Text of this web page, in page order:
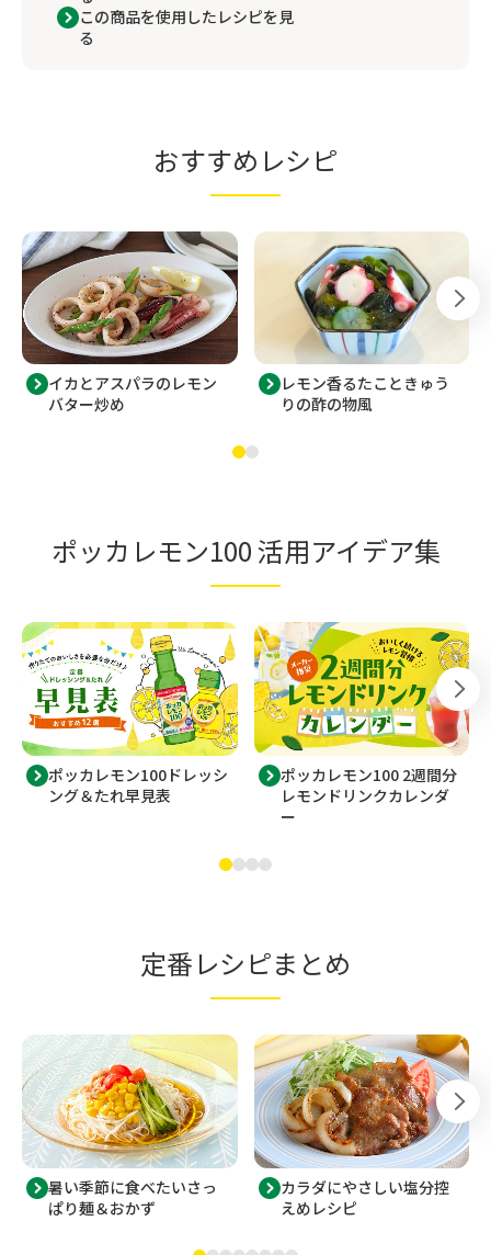
この商品を使用したレシピを見
る
おすすめレシピ
イカとアスパラのレモン
バター炒め
レモン香るたこときゅう
りの酢の物風
ポッカレモン100 活用アイデア集
ポッカレモン100ドレッシ
ング＆たれ早見表
ポッカレモン100 2週間分
レモンドリンクカレンダ
ー
定番レシピまとめ
暑い季節に食べたいさっ
ぱり麺＆おかず
カラダにやさしい塩分控
えめレシピ